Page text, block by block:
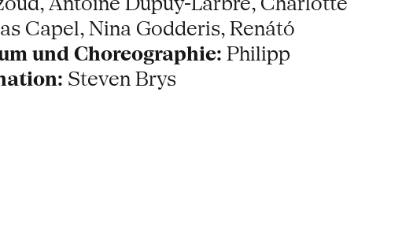
Capel, Nina Godderis, Renátó
und Choreographie: Philipp
Steven Brys